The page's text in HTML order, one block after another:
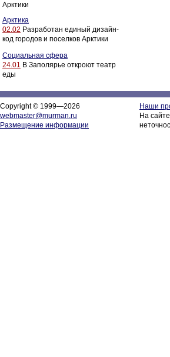
Арктики
Арктика
02.02 Разработан единый дизайн-
код городов и поселков Арктики
Социальная сфера
24.01 В Заполярье откроют театр
еды
Copyright © 1999—2026
webmaster@murman.ru
Размещение информации
Наши
На